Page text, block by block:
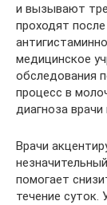
и вызывают
проходят
медицинское
обследования
процесс в
диагноза
Врачи
помогает
течение